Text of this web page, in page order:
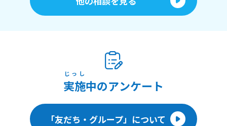
実施
じっし
中のアンケート
「友だち・グループ」について